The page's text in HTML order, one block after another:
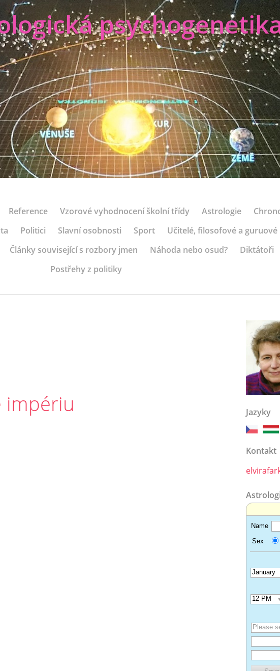
Reference Vzorové vyhodnocení školní třídy Astrologie
Politici Slavní osobnosti Sport Učitelé, filosofové a guruové
Články související s rozbory jmen Náhoda nebo osud? Diktátoři
Postřehy z politiky
impériu Jazyky
Kontakt